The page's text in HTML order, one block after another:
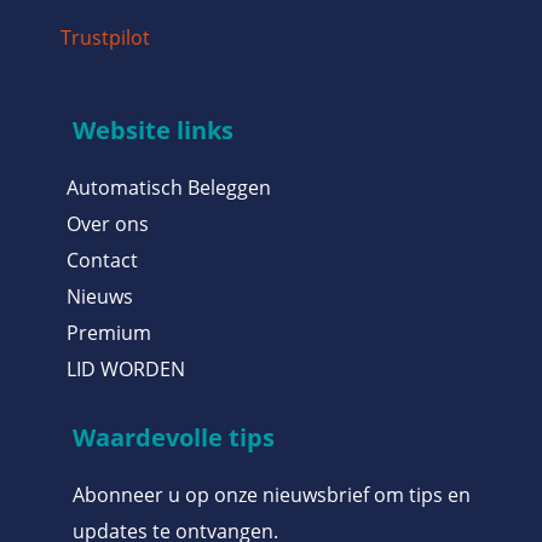
Trustpilot
Website links
Automatisch Beleggen
Over ons
Contact
Nieuws
Premium
LID WORDEN
Waardevolle tips
Abonneer u op onze nieuwsbrief om tips en
updates te ontvangen.